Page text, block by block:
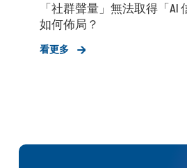
「社群聲量」無法取得「AI
如何佈局？
看更多